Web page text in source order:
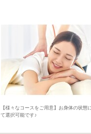
【様々なコースをご用意】お身体の状態
て選択可能です♪